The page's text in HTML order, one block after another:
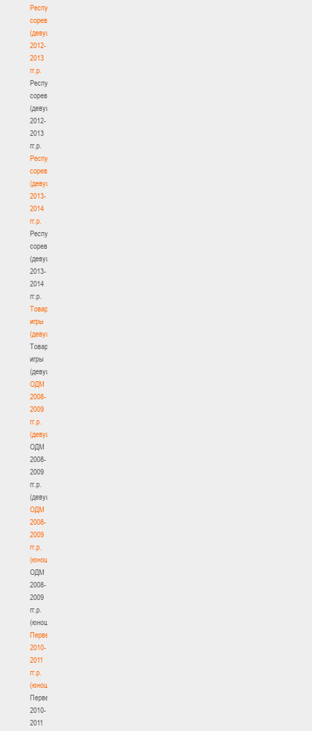
Республиканские
соревнования
(девушки)
2012-
2013
гг.р.
Республиканские
соревнования
(девушки)
2012-
2013
гг.р.
Республиканские
соревнования
(девушки)
2013-
2014
гг.р.
Республиканские
соревнования
(девушки)
2013-
2014
гг.р.
Товарищеские
игры
(девушки)
Товарищеские
игры
(девушки)
ОДМ
2008-
2009
гг.р.
(девушки)
ОДМ
2008-
2009
гг.р.
(девушки)
ОДМ
2008-
2009
гг.р.
(юноши)
ОДМ
2008-
2009
гг.р.
(юноши)
Первенство
2010-
2011
гг.р.
(юноши)
Первенство
2010-
2011